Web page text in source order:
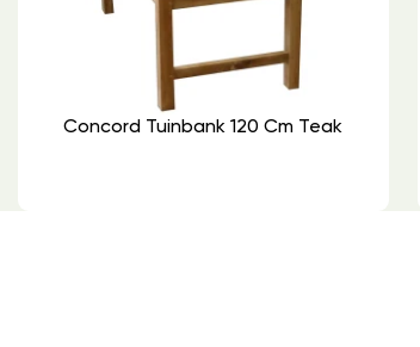
Concord Tuinbank 120 Cm Teak